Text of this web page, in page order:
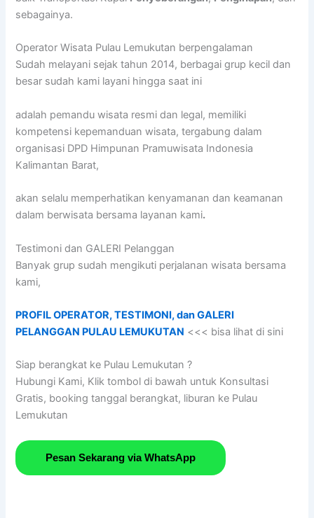
sebagainya.
Operator Wisata Pulau Lemukutan berpengalaman
Sudah melayani sejak tahun 2014, berbagai grup kecil dan
besar sudah kami layani hingga saat ini
adalah pemandu wisata resmi dan legal, memiliki
kompetensi kepemanduan wisata, tergabung dalam
organisasi DPD Himpunan Pramuwisata Indonesia
Kalimantan Barat,
akan selalu memperhatikan kenyamanan dan keamanan
dalam berwisata bersama layanan kami.
Testimoni dan GALERI Pelanggan
Banyak grup sudah mengikuti perjalanan wisata bersama
kami,
PROFIL OPERATOR, TESTIMONI, dan GALERI
PELANGGAN PULAU LEMUKUTAN <<< bisa lihat di sini
Siap berangkat ke Pulau Lemukutan ?
Hubungi Kami, Klik tombol di bawah untuk Konsultasi
Gratis, booking tanggal berangkat, liburan ke Pulau
Lemukutan
Pesan Sekarang via WhatsApp